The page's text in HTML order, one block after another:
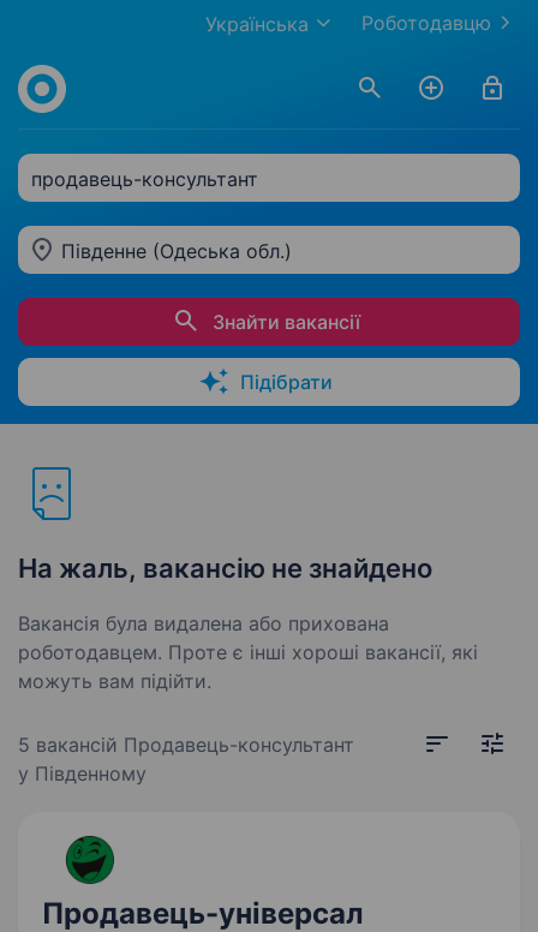
Роботодавцю
Українська
продавець-консультант
Південне (Одеська обл.)
Знайти вакансії
Підібрати
На жаль, вакансію не знайдено
Вакансія була видалена або прихована
роботодавцем. Проте є інші хороші вакансії, які
можуть вам підійти.
5 вакансій Продавець-консультант
у Південному
Продавець-універсал